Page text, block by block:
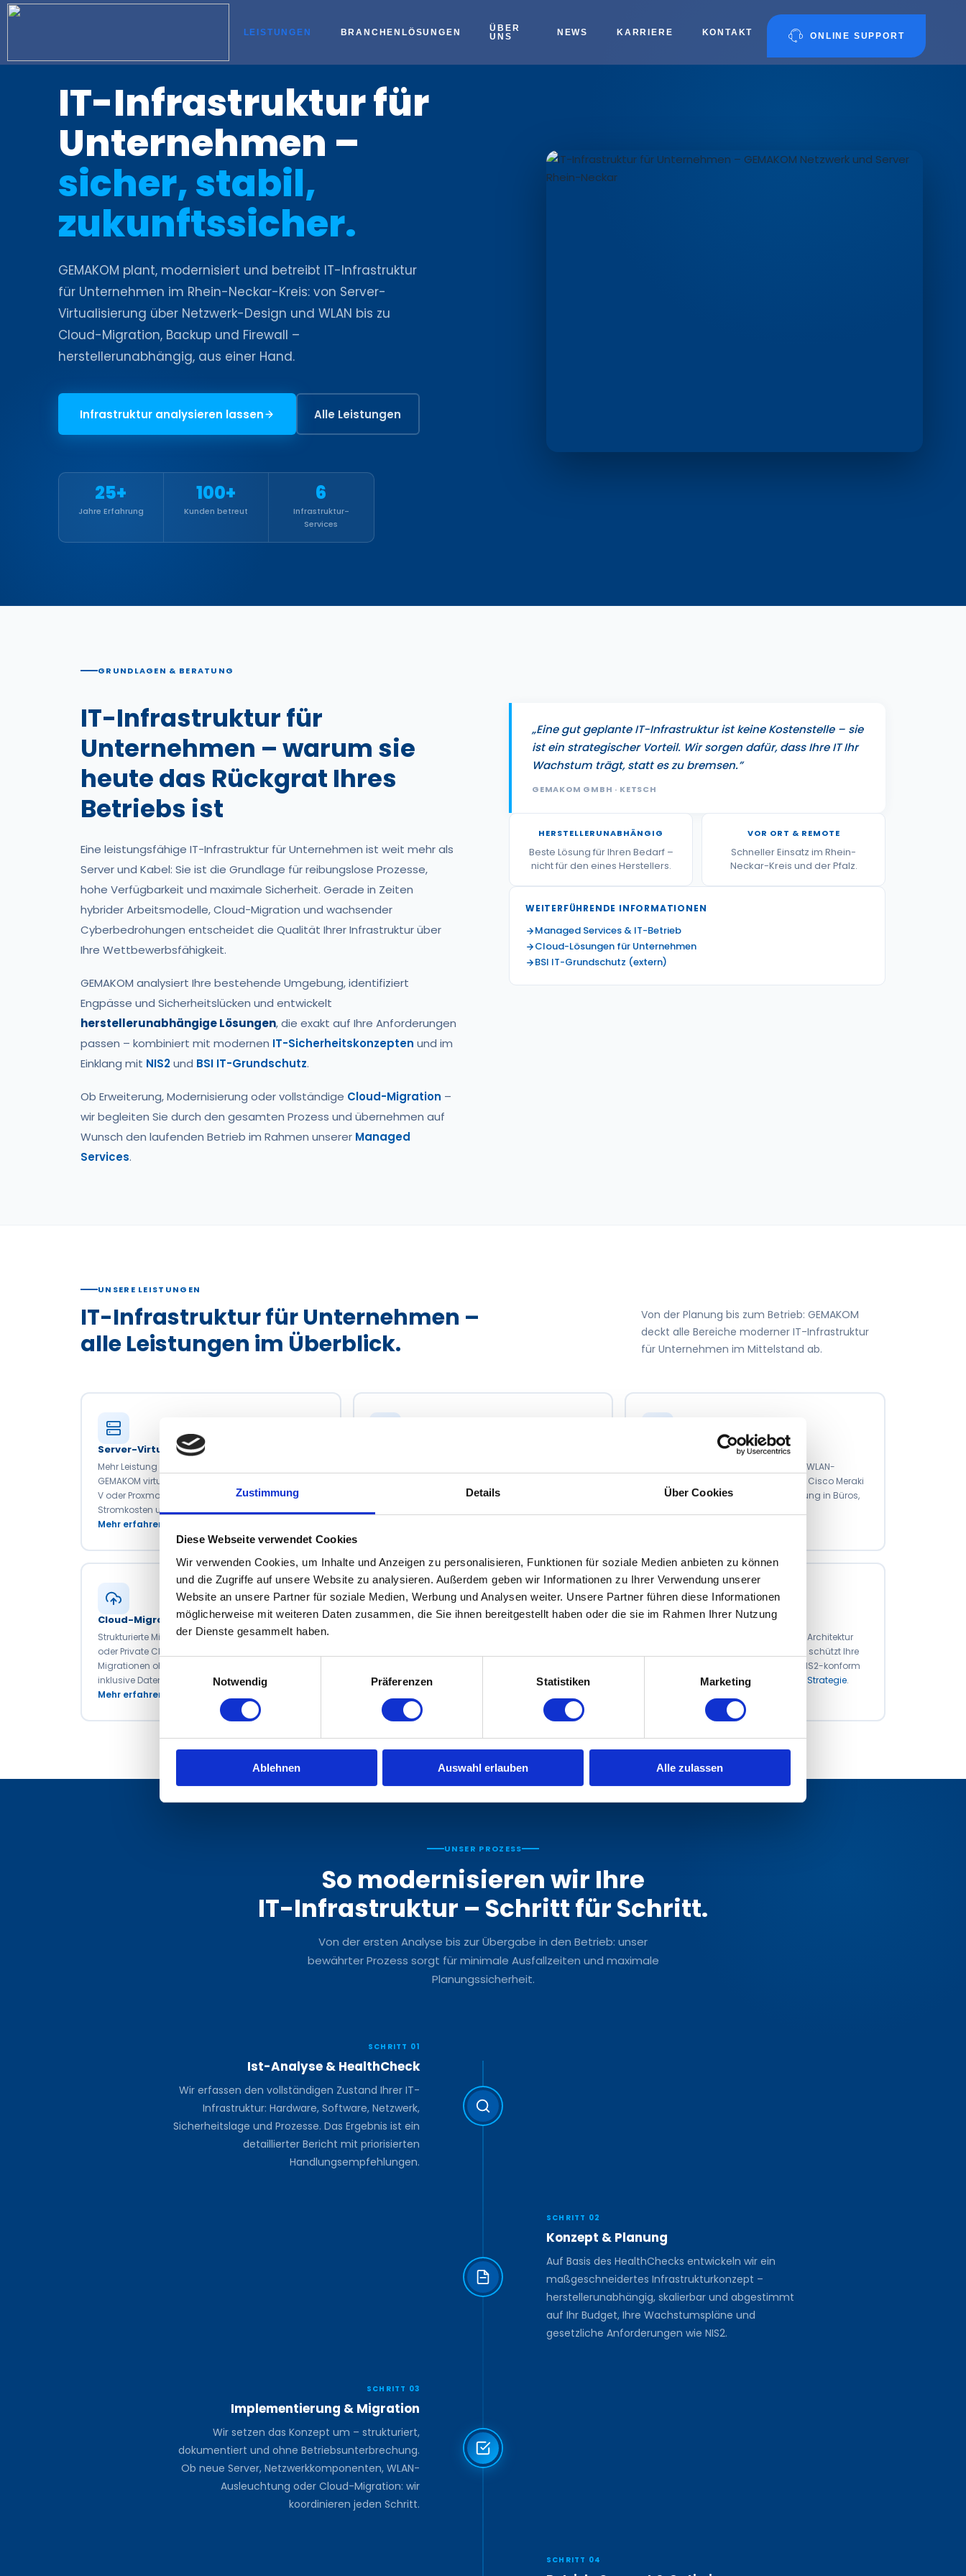
Zustimmung Details Über Cookies
Diese Webseite verwendet Cookies
Wir verwenden Cookies, um Inhalte und Anzeigen zu personalisieren, Funktionen für soziale Medien anbieten zu können
und die Zugriffe auf unsere Website zu analysieren. Außerdem geben wir Informationen zu Ihrer Verwendung unserer
Website an unsere Partner für soziale Medien, Werbung und Analysen weiter. Unsere Partner führen diese Informationen
möglicherweise mit weiteren Daten zusammen, die Sie ihnen bereitgestellt haben oder die sie im Rahmen Ihrer Nutzung
der Dienste gesammelt haben.
Einwilligungsauswahl
Notwendig
Präferenzen Statistiken Marketing
Ablehnen Auswahl erlauben Alle zulassen
LEISTUNGEN BRANCHENLÖSUNGEN
ÜBER
UNS
NEWS KARRIERE KONTAKT ONLINE SUPPORT
IT-Infrastruktur für
Unternehmen –
sicher, stabil,
zukunftssicher.
GEMAKOM plant, modernisiert und betreibt IT-Infrastruktur
für Unternehmen im Rhein-Neckar-Kreis: von Server-
Virtualisierung über Netzwerk-Design und WLAN bis zu
Cloud-Migration, Backup und Firewall –
herstellerunabhängig, aus einer Hand.
Infrastruktur analysieren lassen Alle Leistungen
25+
Jahre Erfahrung
100+
Kunden betreut
6
Infrastruktur-
Services
GRUNDLAGEN & BERATUNG
IT-Infrastruktur für
Unternehmen – warum sie
heute das Rückgrat Ihres
Betriebs ist
Eine leistungsfähige IT-Infrastruktur für Unternehmen ist weit mehr als
Server und Kabel: Sie ist die Grundlage für reibungslose Prozesse,
hohe Verfügbarkeit und maximale Sicherheit. Gerade in Zeiten
hybrider Arbeitsmodelle, Cloud-Migration und wachsender
Cyberbedrohungen entscheidet die Qualität Ihrer Infrastruktur über
Ihre Wettbewerbsfähigkeit.
GEMAKOM analysiert Ihre bestehende Umgebung, identifiziert
Engpässe und Sicherheitslücken und entwickelt
herstellerunabhängige Lösungen, die exakt auf Ihre Anforderungen
passen – kombiniert mit modernen IT-Sicherheitskonzepten und im
Einklang mit NIS2und BSI IT-Grundschutz.
Ob Erweiterung, Modernisierung oder vollständige Cloud-Migration –
wir begleiten Sie durch den gesamten Prozess und übernehmen auf
Wunsch den laufenden Betrieb im Rahmen unserer Managed
Services.
„Eine gut geplante IT-Infrastruktur ist keine Kostenstelle – sie
ist ein strategischer Vorteil. Wir sorgen dafür, dass Ihre IT Ihr
Wachstum trägt, statt es zu bremsen.”
GEMAKOM GMBH · KETSCH
HERSTELLERUNABHÄNGIG
Beste Lösung für Ihren Bedarf –
nicht für den eines Herstellers.
VOR ORT & REMOTE
Schneller Einsatz im Rhein-
Neckar-Kreis und der Pfalz.
WEITERFÜHRENDE INFORMATIONEN
Managed Services & IT-Betrieb
Cloud-Lösungen für Unternehmen
BSI IT-Grundschutz (extern)
UNSERE LEISTUNGEN
IT-Infrastruktur für Unternehmen –
alle Leistungen im Überblick.
Von der Planung bis zum Betrieb: GEMAKOM
deckt alle Bereiche moderner IT-Infrastruktur
für Unternehmen im Mittelstand ab.
Server-Virtualisierung
Mehr Leistung aus bestehender Hardware:
GEMAKOM virtualisiert Ihre Server mit VMware, Hyper-
V oder Proxmox – für höhere Verfügbarkeit, weniger
Stromkosten und einfachere Wartung.
Mehr erfahren
und implementiert leistungsstarke, sichere
Netzwerkinfrastrukturen von Grund auf.
WLAN Design & Ausleuchtung
Keine Funklöcher mehr: professionelle WLAN-
Ausleuchtung mit Heatmap-Analyse, Cisco Meraki
oder Ubiquiti – für lückenlose Abdeckung in Büros,
Cloud-Migration
Strukturierte Migration in die Cloud – Azure, M365
oder Private Cloud: GEMAKOM plant und führt
Migrationen ohne Betriebsunterbrechung durch,
inklusive Datenmigration und Compliance-Check.
Mehr erfahren
Backup & Disaster Recovery
der Cloud, gemäß
Firewall & Zero Trust
Next-Generation Firewalls, Zero-Trust-Architektur
und Micro-Segmentierung: GEMAKOM schützt Ihre
IT-Infrastruktur auf Netzwerkebene – NIS2-konform
und abgestimmt auf Ihre
IT-Security-Strategie.
UNSER PROZESS
So modernisieren wir Ihre
IT-Infrastruktur – Schritt für Schritt.
Von der ersten Analyse bis zur Übergabe in den Betrieb: unser
bewährter Prozess sorgt für minimale Ausfallzeiten und maximale
Planungssicherheit.
SCHRITT 01
Ist-Analyse & HealthCheck
Wir erfassen den vollständigen Zustand Ihrer IT-
Infrastruktur: Hardware, Software, Netzwerk,
Sicherheitslage und Prozesse. Das Ergebnis ist ein
detaillierter Bericht mit priorisierten
Handlungsempfehlungen.
SCHRITT 02
Konzept & Planung
Auf Basis des HealthChecks entwickeln wir ein
maßgeschneidertes Infrastrukturkonzept –
herstellerunabhängig, skalierbar und abgestimmt
auf Ihr Budget, Ihre Wachstumspläne und
gesetzliche Anforderungen wie NIS2.
SCHRITT 03
Implementierung & Migration
Wir setzen das Konzept um – strukturiert,
dokumentiert und ohne Betriebsunterbrechung.
Ob neue Server, Netzwerkkomponenten, WLAN-
Ausleuchtung oder Cloud-Migration: wir
koordinieren jeden Schritt.
SCHRITT 04